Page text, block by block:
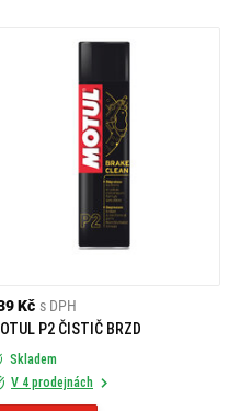
Kč s DPH
P2 ČISTIČ BRZD
Skladem
V 4 prodejnách